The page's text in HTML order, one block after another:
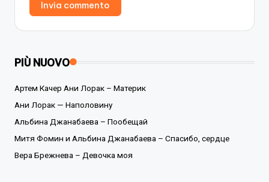
PIÙ NUOVO
Артем Качер Ани Лорак – Материк
Ани Лорак — Наполовину
Альбина Джанабаева – Пообещай
Митя Фомин и Альбина Джанабаева – Спасибо, сердце
Вера Брежнева – Девочка моя